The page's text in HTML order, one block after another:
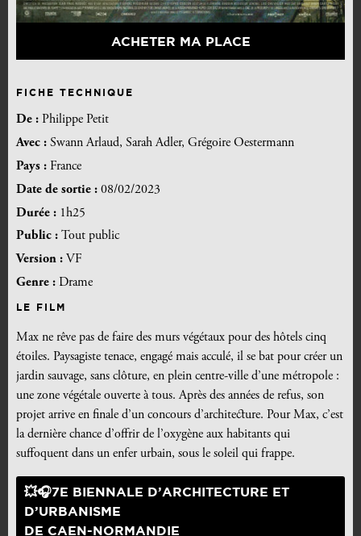
ACHETER MA PLACE
FICHE TECHNIQUE
De : Philippe Petit
Avec : Swann Arlaud, Sarah Adler, Grégoire Oestermann
Pays : France
Date de sortie : 08/02/2023
Durée : 1h25
Public : Tout public
Version : VF
Genre : Drame
LE FILM
Max ne rêve pas de faire des murs végétaux pour des hôtels cinq
étoiles. Paysagiste tenace, engagé mais acculé, il se bat pour créer un
jardin sauvage, sans clôture, en plein centre-ville d’une métropole :
une zone végétale ouverte à tous. Après des années de refus, son
projet arrive en finale d’un concours d’architecture. Pour Max, c’est
la dernière chance d’offrir de l’oxygène aux habitants qui
suffoquent dans un enfer urbain, sous le soleil qui frappe.
💥🎧7E BIENNALE D’ARCHITECTURE ET
D’URBANISME
DE CAEN-NORMANDIE